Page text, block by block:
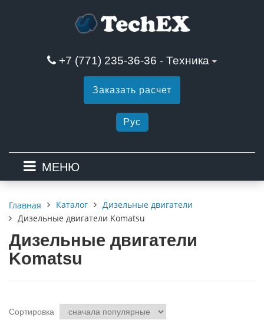
+7 (771) 235-36-36 - Техника
Заказать расчет
Рус
МЕНЮ
Главная Каталог
Дизельные двигатели
Дизельные двигатели Komatsu
Дизельные двигатели
Komatsu
Сортировка